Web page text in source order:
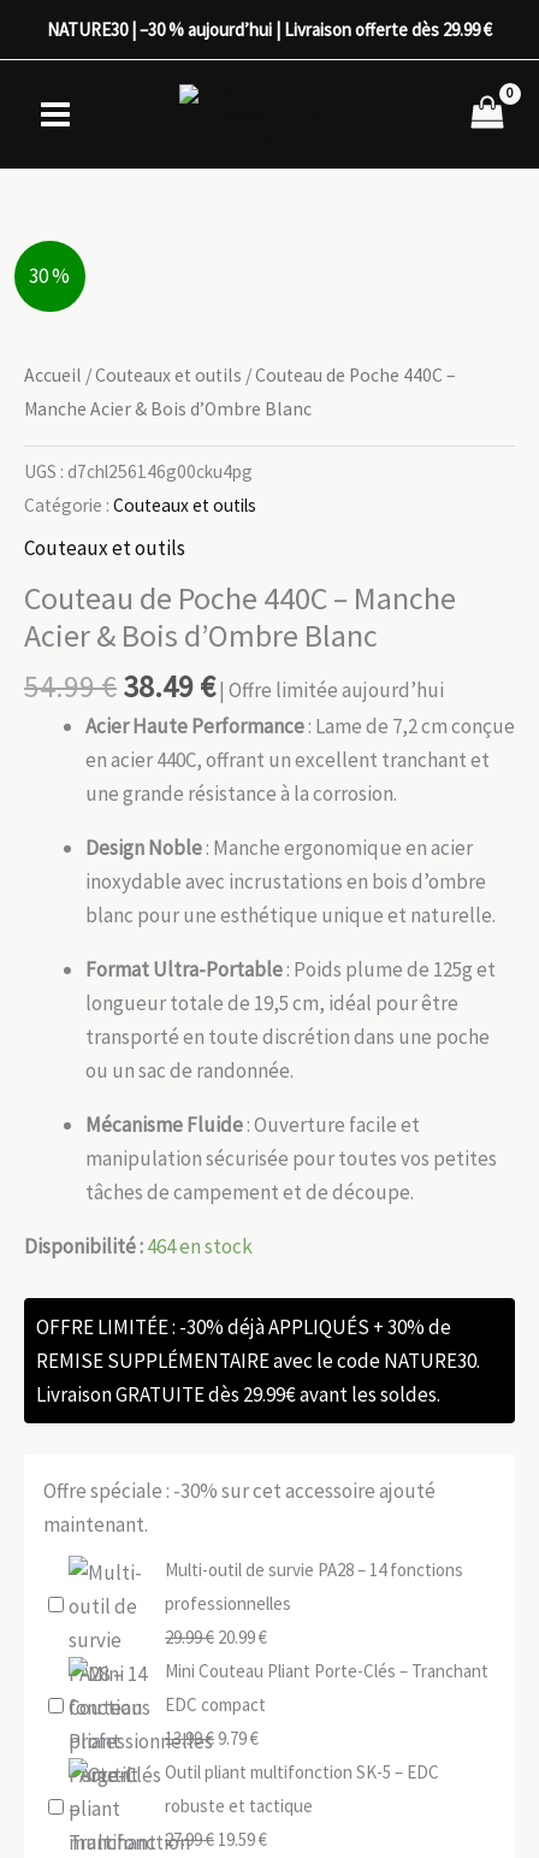
NATURE30 | –30 % aujourd’hui | Livraison offerte dès 29.99 €
30 %
Accueil /Couteaux et outils / Couteau de Poche 440C –
Manche Acier & Bois d’Ombre Blanc
UGS : d7chl256146g00cku4pg
Catégorie : Couteaux et outils
Couteaux et outils
Couteau de Poche 440C – Manche
Acier & Bois d’Ombre Blanc
54.99€38.49€| Offre limitée aujourd’hui
Acier Haute Performance: Lame de 7,2 cm conçue
en acier 440C, offrant un excellent tranchant et
une grande résistance à la corrosion.
Design Noble: Manche ergonomique en acier
inoxydable avec incrustations en bois d’ombre
blanc pour une esthétique unique et naturelle.
Format Ultra-Portable: Poids plume de 125g et
longueur totale de 19,5 cm, idéal pour être
transporté en toute discrétion dans une poche
ou un sac de randonnée.
Mécanisme Fluide: Ouverture facile et
manipulation sécurisée pour toutes vos petites
tâches de campement et de découpe.
Disponibilité :464 en stock
OFFRE LIMITÉE : -30% déjà APPLIQUÉS + 30% de
REMISE SUPPLÉMENTAIRE avec le code NATURE30.
Livraison GRATUITE dès 29.99€ avant les soldes.
Offre spéciale : -30% sur cet accessoire ajouté
maintenant.
Multi-outil de survie PA28 – 14 fonctions
professionnelles
29.99€ Le
prix
initial
était :
29.99 €.
20.99€Le
prix
20.99 €.
Mini Couteau Pliant Porte-Clés – Tranchant
EDC compact
13.99€Le
prix
initial
était :
9.79€Le
prix
actuel
est :
Outil pliant multifonction SK-5 – EDC
robuste et tactique
27.99€ Le
19.59€Le